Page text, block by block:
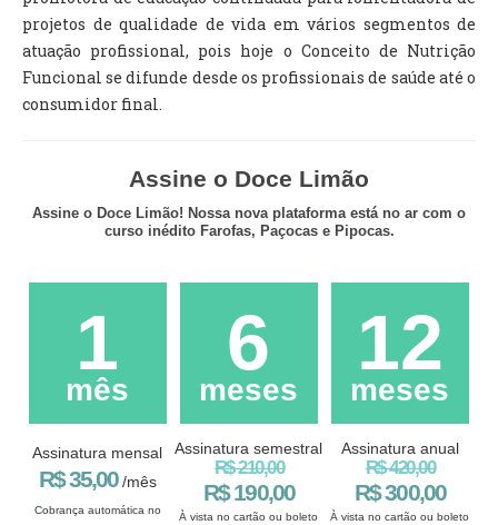
projetos de qualidade de vida em vários segmentos de
atuação profissional, pois hoje o Conceito de Nutrição
Funcional se difunde desde os profissionais de saúde até o
consumidor final.
Assine o Doce Limão
Assine o Doce Limão! Nossa nova plataforma está no ar com o
curso inédito Farofas, Paçocas e Pipocas.
1
mês
Assinatura mensal
R$ 35,00/mês
Cobrança automática no
6
meses
Assinatura semestral
R$ 210,00
R$ 190,00
À vista no cartão ou boleto
12
meses
Assinatura anual
R$ 420,00
R$ 300,00
À vista no cartão ou boleto